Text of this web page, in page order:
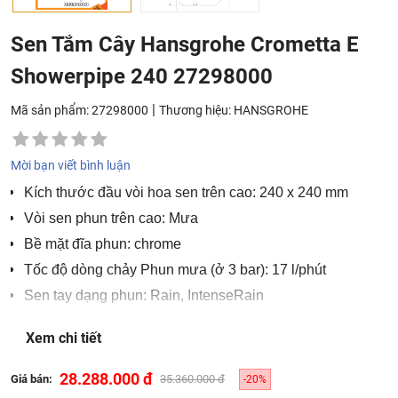
Sen Tắm Cây Hansgrohe Crometta E
Showerpipe 240 27298000
Mã sản phẩm: 27298000 | Thương hiệu: HANSGROHE
Mời bạn viết bình luận
Kích thước đầu vòi hoa sen trên cao: 240 x 240 mm
Vòi sen phun trên cao: Mưa
Bề mặt đĩa phun: chrome
Tốc độ dòng chảy Phun mưa (ở 3 bar): 17 l/phút
Sen tay dạng phun: Rain, IntenseRain
Tốc độ dòng chảy tối đa cho vòi hoa sen ở 3 bar: 19,5
Xem chi tiết
Giá bán: 28.288.000 đ 35.360.000 đ -20%